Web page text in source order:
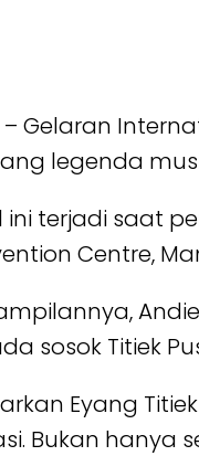
– Gelaran
legenda
ini terjadi saat
Centre,
sosok Titiek
Eyang
Bukan hanya